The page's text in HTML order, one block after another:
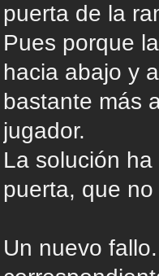
puerta de la
Pues porque
hacia abajo y
bastante más
jugador.
La solución
puerta, que
Un nuevo